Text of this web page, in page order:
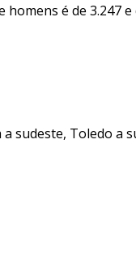
é de 3.247 e
Toledo a